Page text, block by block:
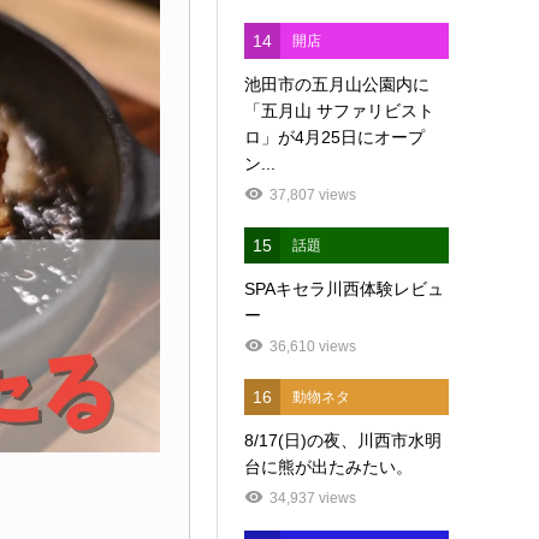
14 開店
池田市の五月山公園内に
「五月山 サファリビスト
ロ」が4月25日にオープ
ン...
37,807 views
15 話題
SPAキセラ川西体験レビュ
ー
36,610 views
16 動物ネタ
8/17(日)の夜、川西市水明
台に熊が出たみたい。
34,937 views